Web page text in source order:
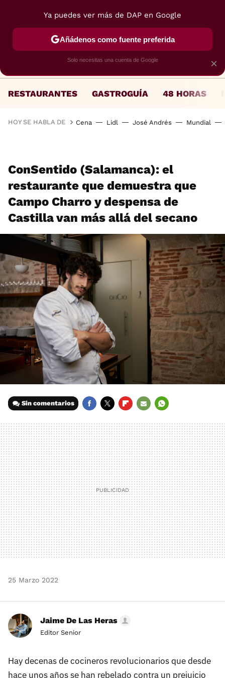
RESTAURANTES GASTROGUÍA 48 HORAS
HOY SE HABLA DE Cena Lidl José Andrés Mundial
ConSentido (Salamanca): el
restaurante que demuestra que
Campo Charro y despensa de
Castilla van más allá del secano
Sin comentarios
MAIL
25 Marzo 2022
Jaime De Las Heras
Editor Senior
Hay decenas de cocineros revolucionarios que desde
hace unos años se han rebelado contra un prejuicio
×
Ya puedes ver más de DAP en Google
Añádenos como fuente preferida
Solo necesitas una cuenta de Google